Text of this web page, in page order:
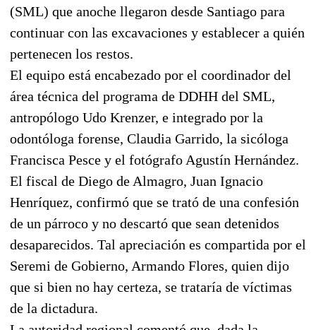
(SML) que anoche llegaron desde Santiago para
continuar con las excavaciones y establecer a quién
pertenecen los restos.
El equipo está encabezado por el coordinador del
área técnica del programa de DDHH del SML,
antropólogo Udo Krenzer, e integrado por la
odontóloga forense, Claudia Garrido, la sicóloga
Francisca Pesce y el fotógrafo Agustín Hernández.
El fiscal de Diego de Almagro, Juan Ignacio
Henríquez, confirmó que se trató de una confesión
de un párroco y no descartó que sean detenidos
desaparecidos. Tal apreciación es compartida por el
Seremi de Gobierno, Armando Flores, quien dijo
que si bien no hay certeza, se trataría de víctimas
de la dictadura.